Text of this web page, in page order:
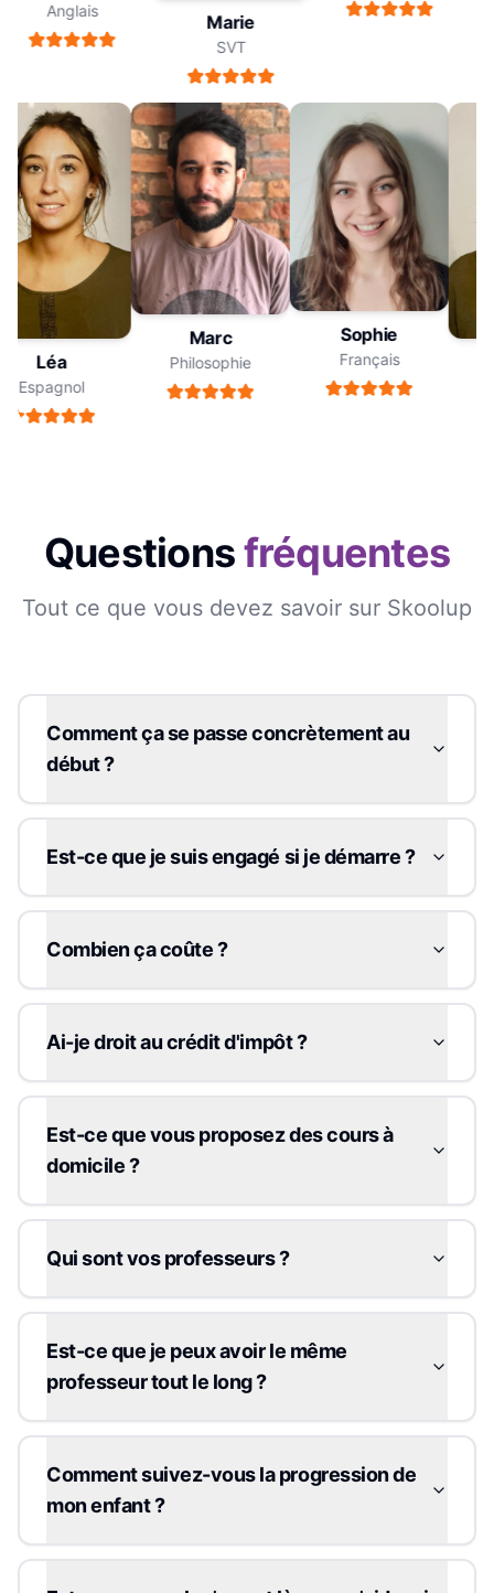
Anglais
Marie
SVT
Léa
Espagnol
Marc
Philosophie
Sophie
Français
Questionsfréquentes
Tout ce que vous devez savoir sur Skoolup
Comment ça se passe concrètement au
début ?
Est-ce que je suis engagé si je démarre ?
Combien ça coûte ?
Ai-je droit au crédit d'impôt ?
Est-ce que vous proposez des cours à
domicile ?
Qui sont vos professeurs ?
Est-ce que je peux avoir le même
professeur tout le long ?
Comment suivez-vous la progression de
mon enfant ?